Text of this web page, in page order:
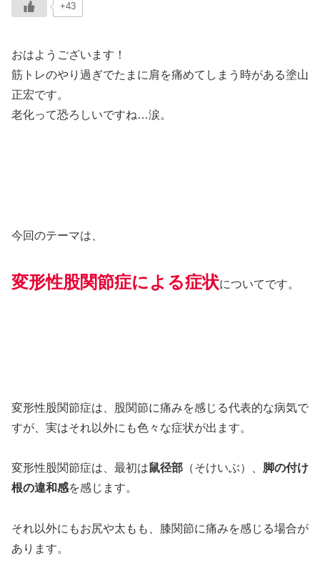
+43
おはようございます！
筋トレのやり過ぎでたまに肩を痛めてしまう時がある塗山
正宏です。
老化って恐ろしいですね…涙。
今回のテーマは、
変形性股関節症による症状についてです。
変形性股関節症は、股関節に痛みを感じる代表的な病気で
すが、実はそれ以外にも色々な症状が出ます。
変形性股関節症は、最初は鼠径部 （そけいぶ）、 脚の付け
根の違和感を感じます。
それ以外にもお尻や太もも、膝関節に痛みを感じる場合が
あります。